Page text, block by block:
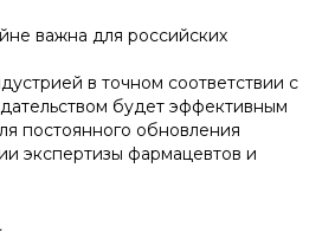
важна для российских
в точном соответствии с
будет эффективным
постоянного обновления
экспертизы фармацевтов и